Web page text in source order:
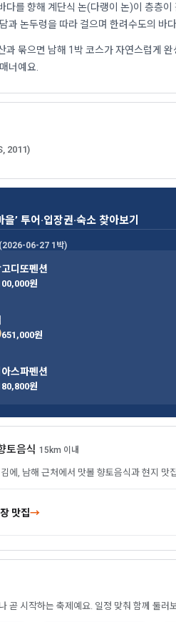
다를 향해 계단식 논(다랭이 논)이 층층
과 논두렁을 따라 걸으며 한려수도의 바
과 묶으면 남해 1박 코스가 자연스럽게
너예요.
2011)
’ 투어·입장권·숙소 찾아보기
(2026-06-27 1박)
디또펜션
원
651,000원
스파펜션
원
토음식 15km 이내
에, 남해 근처에서 맛볼 향토음식과 현지 맛
맛집→
곧 시작하는 축제예요. 일정 맞춰 함께 둘러